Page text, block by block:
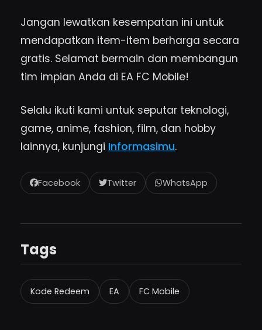
Jangan lewatkan kesempatan ini untuk
mendapatkan item-item berharga secara
gratis. Selamat bermain dan membangun
tim impian Anda di EA FC Mobile!
Selalu ikuti kami untuk seputar teknologi,
game, anime, fashion, film, dan hobby
lainnya, kunjungi Informasimu.
Facebook Twitter WhatsApp
Tags
Kode Redeem EA FC Mobile